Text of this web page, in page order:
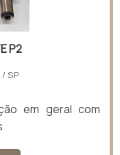
P2
/ SP
em geral com